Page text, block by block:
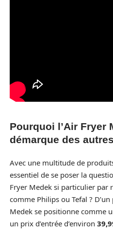
Pourquoi l’Air Fryer
démarque des
Avec une multitude de
essentiel de se poser la
Fryer Medek si particulier par
comme Philips ou Tefal ?
Medek se positionne comme
un prix d’entrée d’environ